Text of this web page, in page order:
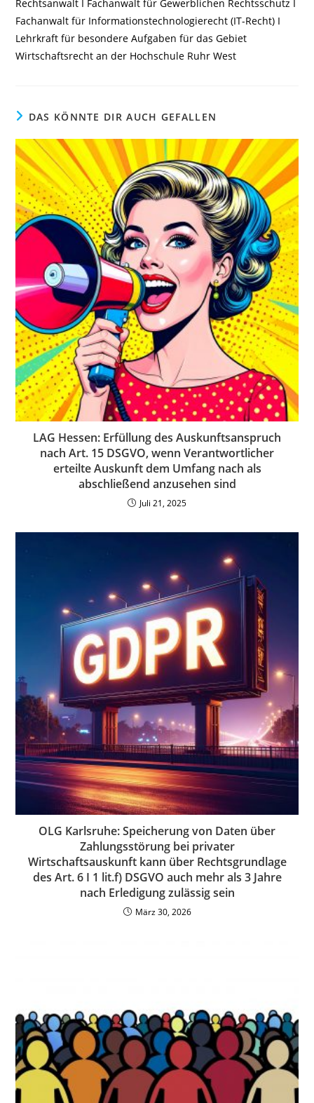
Rechtsanwalt I Fachanwalt für Gewerblichen Rechtsschutz I
Fachanwalt für Informationstechnologierecht (IT-Recht) I
Lehrkraft für besondere Aufgaben für das Gebiet
Wirtschaftsrecht an der Hochschule Ruhr West
DAS KÖNNTE DIR AUCH GEFALLEN
LAG Hessen: Erfüllung des Auskunftsanspruch
nach Art. 15 DSGVO, wenn Verantwortlicher
erteilte Auskunft dem Umfang nach als
abschließend anzusehen sind
Juli 21, 2025
OLG Karlsruhe: Speicherung von Daten über
Zahlungsstörung bei privater
Wirtschaftsauskunft kann über Rechtsgrundlage
des Art. 6 I 1 lit.f) DSGVO auch mehr als 3 Jahre
nach Erledigung zulässig sein
März 30, 2026